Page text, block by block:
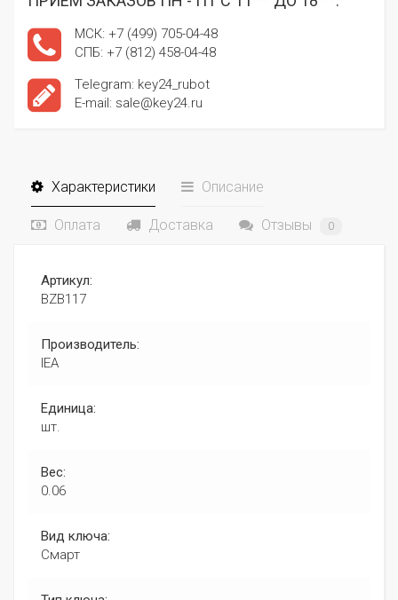
МСК: +7 (499) 705-04-48
СПБ: +7 (812) 458-04-48
Telegram: key24_rubot
E-mail: sale@key24.ru
Характеристики Описание
Оплата Доставка Отзывы 0
Артикул:
BZB117
Производитель:
IEA
Единица:
шт.
Вес:
0.06
Вид ключа:
Смарт